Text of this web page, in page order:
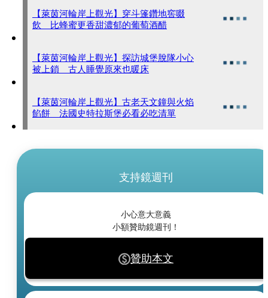
【萊茵河輪岸上觀光】穿斗篷鑽地窖啜
飲 比蜂蜜更香甜濃郁的葡萄酒醋
【萊茵河輪岸上觀光】探訪城堡脫隊小心
被上鎖 古人睡覺原來也暖床
【萊茵河輪岸上觀光】古老天文鐘與火焰
餡餅 法國史特拉斯堡必看必吃清單
支持鏡週刊
小心意大意義
小額贊助鏡週刊！
贊助本文